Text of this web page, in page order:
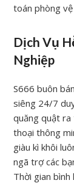
toán phòng
Dịch Vụ
Nghiệp
S666 buôn
siêng 24/7
quăng quật
thoại thông
giàu kì khôi
ngã trợ các
Thời gian